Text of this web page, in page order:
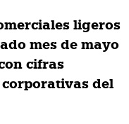
ligeros
mes de mayo
cifras
corporativas del